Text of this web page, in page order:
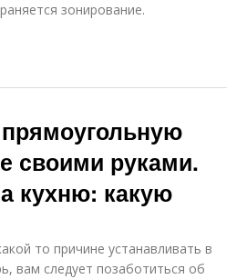
зонирование.
своими руками.
кухню: какую
то причине устанавливать в
вам следует позаботиться об